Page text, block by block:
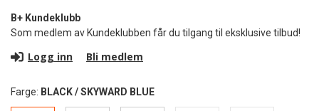
B+ Kundeklubb
Som medlem av Kundeklubben får du tilgang til eksklusive tilbud!
Logg inn Bli medlem
Farge: BLACK / SKYWARD BLUE